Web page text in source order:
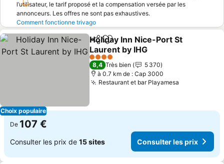
l’utilisateur, le tarif proposé et la compensation versée par les
annonceurs. Les offres ne sont pas exhaustives.
Comment fonctionne trivago
Choix populaire
PartagerAjouter à mes favoris
Holiday Inn Nice-Port St
Laurent by IHG
Consulter les prix
4 Étoiles
8,4 Très bien
5 370
à 0.7 km de : Cap 3000
Restaurant et bar Playamesa
De 107 €
Consulter les prix de 15 sites Consulter les prix